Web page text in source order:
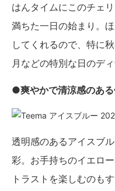
はんタイムにこのチェ
満ちた一日の始まり。
してくれるので、特に
月などの特別な日のデ
●爽やかで清涼感のあ
透明感のあるアイスブ
彩。お手持ちのイエロ
トラストを楽しむのも